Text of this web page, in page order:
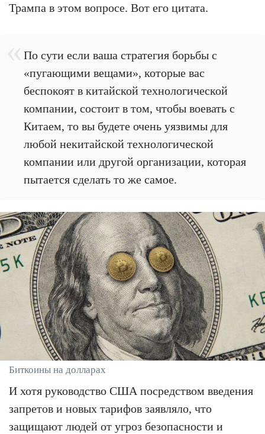
Трампа в этом вопросе. Вот его цитата.
По сути если ваша стратегия борьбы с
«пугающими вещами», которые вас
беспокоят в китайской технологической
компании, состоит в том, чтобы воевать с
Китаем, то вы будете очень уязвимы для
любой некитайской технологической
компании или другой организации, которая
пытается сделать то же самое.
Биткоины на долларах
И хотя руководство США посредством введения
запретов и новых тарифов заявляло, что
защищают людей от угроз безопасности и